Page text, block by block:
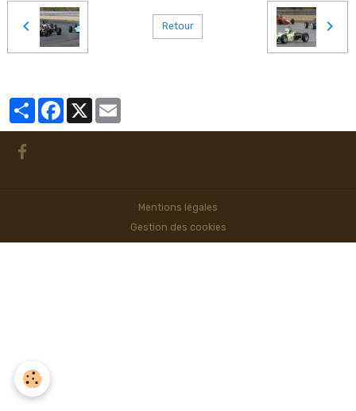
Retour
PartagerFacebook
X
Mentions légales
Gestion des cookies